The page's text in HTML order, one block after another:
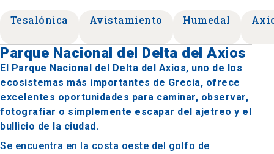
Tesalónica Avistamiento Humedal
Parque Nacional del Delta del Axios
El Parque Nacional del Delta del Axios, uno de los
ecosistemas más importantes de Grecia, ofrece
excelentes oportunidades para caminar, observar,
fotografiar o simplemente escapar del ajetreo y el
bullicio de la ciudad.
Se encuentra en la costa oeste del golfo de